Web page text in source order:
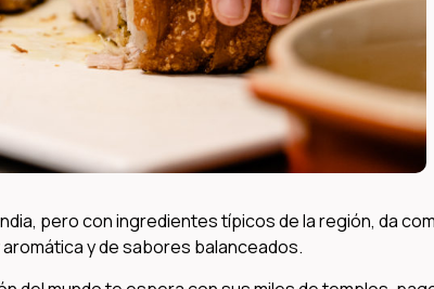
pero con ingredientes típicos de la región, da
y de sabores balanceados.